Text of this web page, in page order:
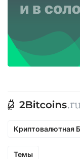
Криптовалютная
Темы